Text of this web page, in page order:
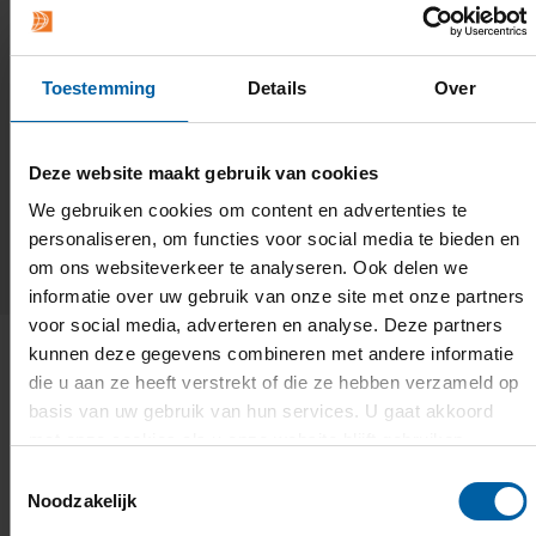
Toestemming Details Over
Deze website maakt gebruik van cookies
We gebruiken cookies om content en advertenties te
personaliseren, om functies voor social media te bieden en
om ons websiteverkeer te analyseren. Ook delen we
informatie over uw gebruik van onze site met onze partners
voor social media, adverteren en analyse. Deze partners
kunnen deze gegevens combineren met andere informatie
die u aan ze heeft verstrekt of die ze hebben verzameld op
basis van uw gebruik van hun services. U gaat akkoord
Noodzakelijk
ontvangt hiervan een bericht vanuit
studentoffice@buas.nl.
1 / 6
Praktische informatie